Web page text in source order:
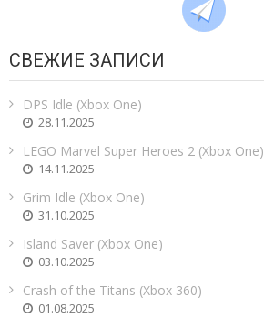
СВЕЖИЕ ЗАПИСИ
DPS Idle (Xbox One)
28.11.2025
LEGO Marvel Super Heroes 2 (Xbox One)
14.11.2025
Grim Idle (Xbox One)
31.10.2025
Island Saver (Xbox One)
03.10.2025
Crash of the Titans (Xbox 360)
01.08.2025